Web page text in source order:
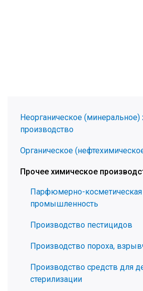
Неорганическое (минеральное)
производство
Органическое
Прочее химическое
Парфюмерно-косметическая
промышленность
Производство пестицидов
Производство пороха,
Производство средств для
стерилизации